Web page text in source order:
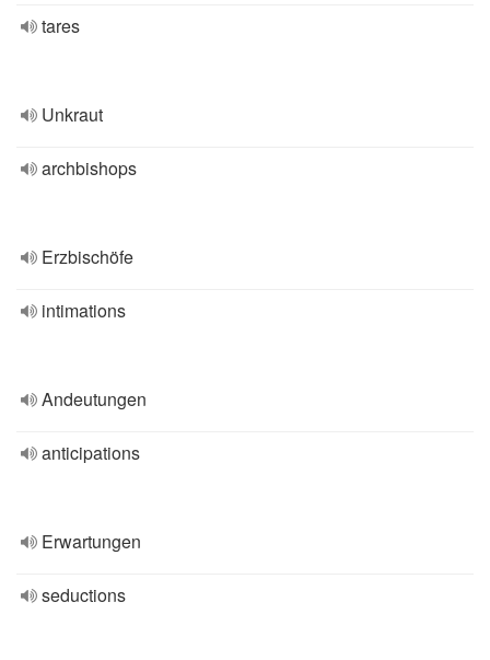
tares
Unkraut
archbishops
Erzbischöfe
intimations
Andeutungen
anticipations
Erwartungen
seductions